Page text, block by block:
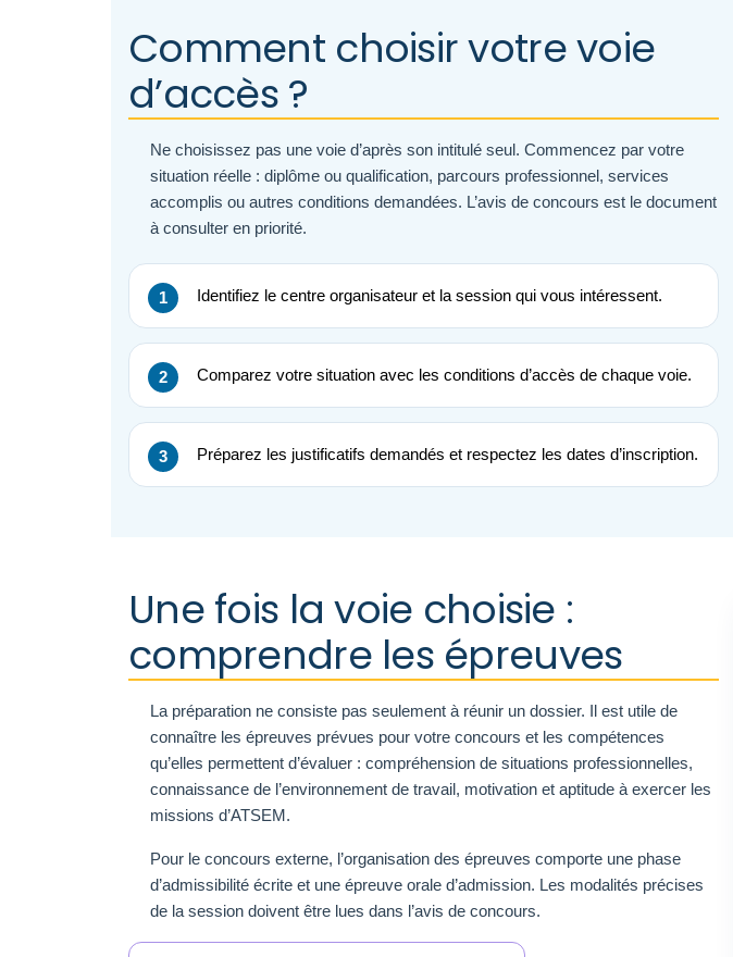
Comment choisir votre voie
d’accès ?
Ne choisissez pas une voie d’après son intitulé seul. Commencez par votre
situation réelle : diplôme ou qualification, parcours professionnel, services
accomplis ou autres conditions demandées. L’avis de concours est le document
à consulter en priorité.
Identifiez le centre organisateur et la session qui vous intéressent.
Comparez votre situation avec les conditions d’accès de chaque voie.
Préparez les justificatifs demandés et respectez les dates d’inscription.
Une fois la voie choisie :
comprendre les épreuves
La préparation ne consiste pas seulement à réunir un dossier. Il est utile de
connaître les épreuves prévues pour votre concours et les compétences
qu’elles permettent d’évaluer : compréhension de situations professionnelles,
connaissance de l’environnement de travail, motivation et aptitude à exercer les
missions d’ATSEM.
Pour le concours externe, l’organisation des épreuves comporte une phase
d’admissibilité écrite et une épreuve orale d’admission. Les modalités précises
de la session doivent être lues dans l’avis de concours.